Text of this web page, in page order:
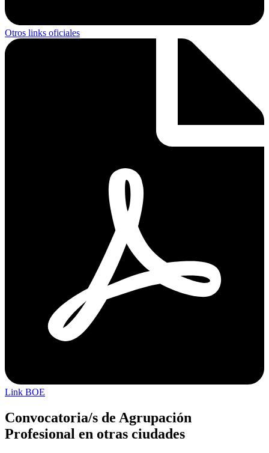
Otros links oficiales
Link BOE
Convocatoria/s de Agrupación
Profesional en otras ciudades